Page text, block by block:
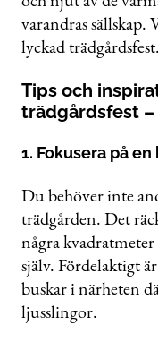
varandras
lyckad trädgårdsfest.
Tips och
trädgårdsfest –
1. Fokusera på
Du behöver inte
trädgården. Det
några kvadratmeter
själv. Fördelaktigt
buskar i närheten
ljusslingor.